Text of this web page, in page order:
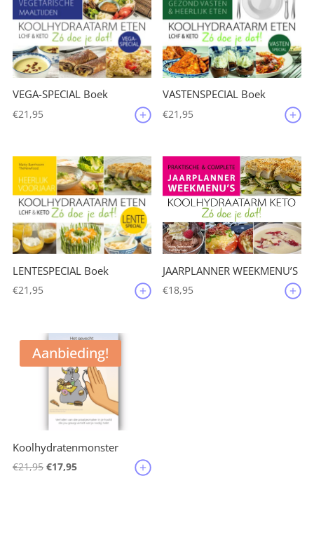
VEGA-SPECIAL Boek
€21,95
VASTENSPECIAL Boek
€21,95
LENTESPECIAL Boek
€21,95
JAARPLANNER WEEKMENU’S
€18,95
Aanbieding!
Koolhydratenmonster
€21,95 Oorspronkelijke
€17,95Huidige